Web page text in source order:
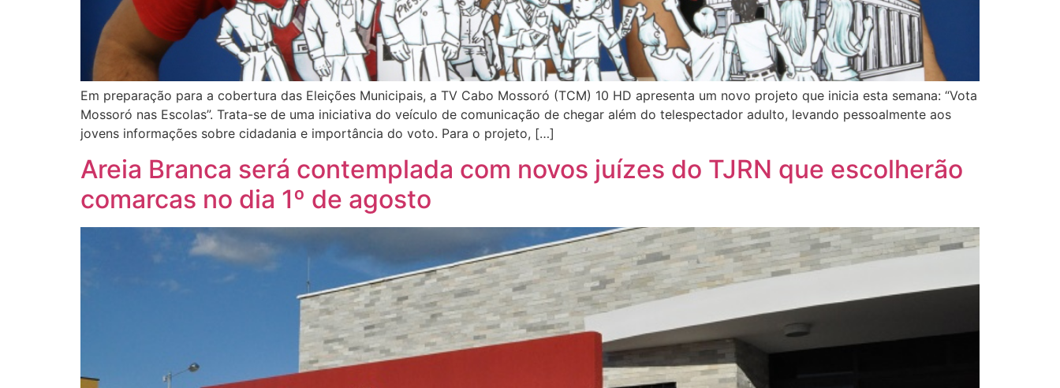
Em preparação para a cobertura das Eleições Municipais, a TV Cabo Mossoró (TCM) 10 HD apresenta um novo projeto que inicia esta semana: “Vota
Mossoró nas Escolas”. Trata-se de uma iniciativa do veículo de comunicação de chegar além do telespectador adulto, levando pessoalmente aos
jovens informações sobre cidadania e importância do voto. Para o projeto, […]
Areia Branca será contemplada com novos juízes do TJRN que escolherão
comarcas no dia 1º de agosto